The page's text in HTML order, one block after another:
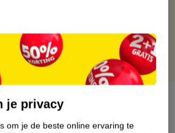
verkooppartner.
je privacy
om je de beste online ervaring te